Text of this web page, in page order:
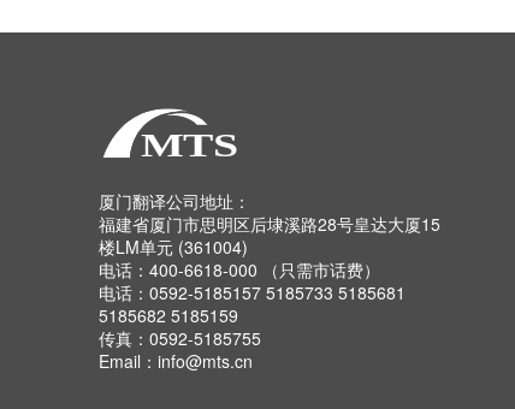
厦门翻译公司地址：
福建省厦门市思明区后埭溪路28号皇达大厦15
楼LM单元 (361004)
电话：400-6618-000 （只需市话费）
电话：0592-5185157 5185733 5185681
5185682 5185159
传真：0592-5185755
Email：info@mts.cn